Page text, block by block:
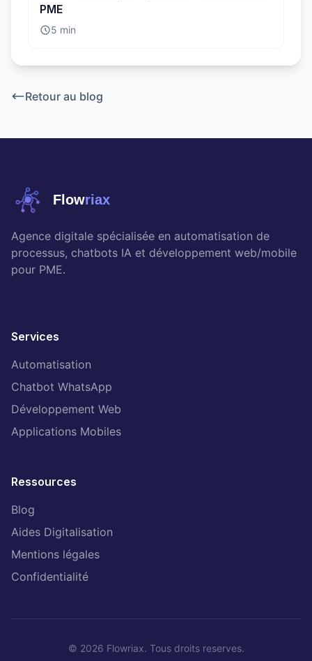
PME
5 min
Retour au blog
Flowriax
Agence digitale spécialisée en automatisation de
processus, chatbots IA et développement web/mobile
pour PME.
Services
Automatisation
Chatbot WhatsApp
Développement Web
Applications Mobiles
Ressources
Blog
Aides Digitalisation
Mentions légales
Confidentialité
© 2026 Flowriax. Tous droits reserves.